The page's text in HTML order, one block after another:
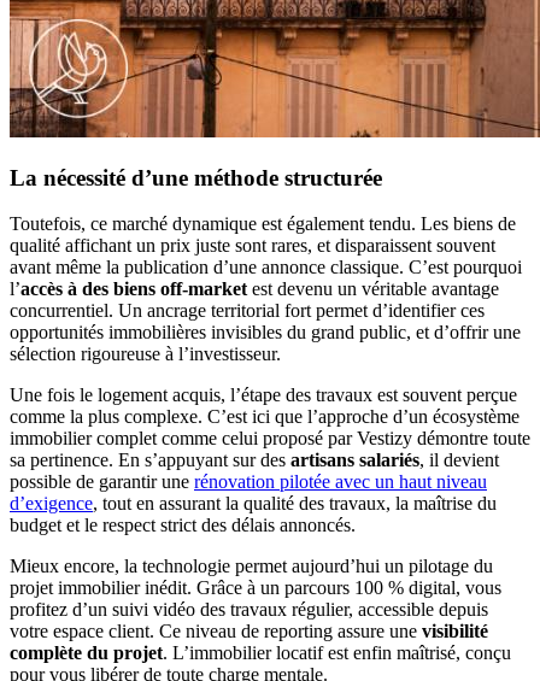
La nécessité d’une méthode structurée
Toutefois, ce marché dynamique est également tendu. Les biens de
qualité affichant un prix juste sont rares, et disparaissent souvent
avant même la publication d’une annonce classique. C’est pourquoi
l’accès à des biens off-market est devenu un véritable avantage
concurrentiel. Un ancrage territorial fort permet d’identifier ces
opportunités immobilières invisibles du grand public, et d’offrir une
sélection rigoureuse à l’investisseur.
Une fois le logement acquis, l’étape des travaux est souvent perçue
comme la plus complexe. C’est ici que l’approche d’un écosystème
immobilier complet comme celui proposé par Vestizy démontre toute
sa pertinence. En s’appuyant sur des artisans salariés, il devient
possible de garantir une rénovation pilotée avec un haut niveau
d’exigence, tout en assurant la qualité des travaux, la maîtrise du
budget et le respect strict des délais annoncés.
Mieux encore, la technologie permet aujourd’hui un pilotage du
projet immobilier inédit. Grâce à un parcours 100 % digital, vous
profitez d’un suivi vidéo des travaux régulier, accessible depuis
votre espace client. Ce niveau de reporting assure une visibilité
complète du projet. L’immobilier locatif est enfin maîtrisé, conçu
pour vous libérer de toute charge mentale.